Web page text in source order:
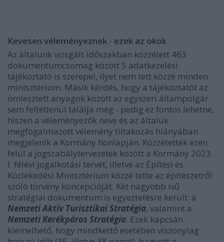
Kevesen véleményeznek - ezek az okok
Az általunk vizsgált időszakban közzétett 463
dokumentumcsomag között 5 adatkezelési
tájékoztató is szerepel, ilyet nem tett közzé minden
minisztérium. Másik kérdés, hogy a tájékoztatót az
ömlesztett anyagok között az egyszeri állampolgár
sem feltétlenül találja meg - pedig ez fontos lehetne,
hiszen a véleményezők neve és az általuk
megfogalmazott vélemény tiltakozás hiányában
megjelenik a Kormány honlapján. Közzétették ezen
felül a jogszabálytervezetek között a Kormány 2023.
I. félévi jogalkotási tervét, illetve az Építési és
Közlekedési Minisztérium közzé tette az építészetről
szóló törvény koncepcióját. Két nagyobb ívű
stratégiai dokumentum is egyeztetésre került: a
Nemzeti Aktív Turisztikai Stratégia, valamint a
Nemzeti Kerékpáros Stratégia. Ezek kapcsán
kiemelhető, hogy mindkettő esetében viszonylag